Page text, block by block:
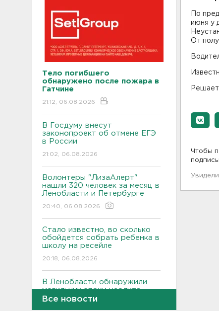
Тело погибшего
обнаружено после пожара в
Гатчине
21:12, 06.08.2026
В Госдуму внесут
законопроект об отмене ЕГЭ
в России
21:02, 06.08.2026
Волонтеры "ЛизаАлерт"
нашли 320 человек за месяц в
Ленобласти и Петербурге
20:40, 06.08.2026
Стало известно, во сколько
обойдется собрать ребенка в
школу на ресейле
20:18, 06.08.2026
В Ленобласти обнаружили
могильник эпохи неолита
19:55, 06.08.2026
Все новости
По
июня у
От
Чтобы